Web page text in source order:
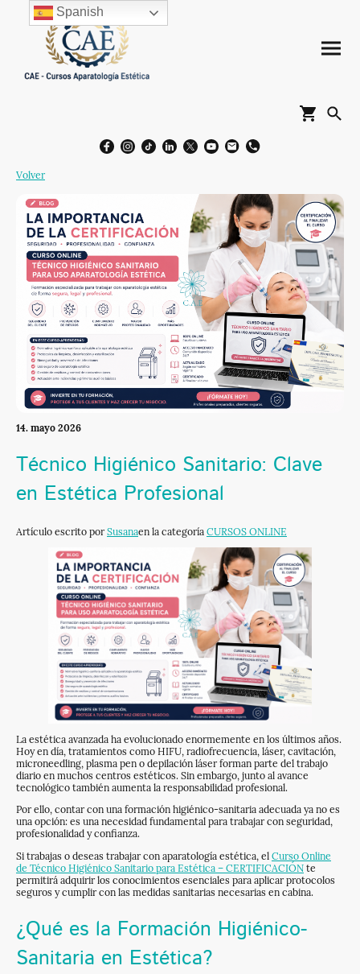
Volver
14. mayo 2026
Técnico Higiénico Sanitario: Clave
en Estética Profesional
Artículo escrito por Susanaen la categoría CURSOS ONLINE
La estética avanzada ha evolucionado enormemente en los últimos años.
Hoy en día, tratamientos como HIFU, radiofrecuencia, láser, cavitación,
microneedling, plasma pen o depilación láser forman parte del trabajo
diario en muchos centros estéticos. Sin embargo, junto al avance
tecnológico también aumenta la responsabilidad profesional.
Por ello, contar con una formación higiénico-sanitaria adecuada ya no es
una opción: es una necesidad fundamental para trabajar con seguridad,
profesionalidad y confianza.
Si trabajas o deseas trabajar con aparatología estética, el Curso Online
de Técnico Higiénico Sanitario para Estética – CERTIFICACIÓN te
permitirá adquirir los conocimientos esenciales para aplicar protocolos
seguros y cumplir con las medidas sanitarias necesarias en cabina.
¿Qué es la Formación Higiénico-
Sanitaria en Estética?
Spanish